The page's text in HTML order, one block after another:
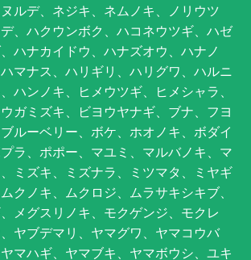
ルデ、ネジキ、ネムノキ、ノリウツ
、ハクウンボク、ハコネウツギ、ハゼ
ハナカイドウ、ハナズオウ、ハナノ
マナス、ハリギリ、ハリグワ、ハルニ
ハンノキ、ヒメウツギ、ヒメシャラ、
ガミズキ、ビヨウヤナギ、ブナ、フヨ
ルーベリー、ボケ、ホオノキ、ボダイ
ラ、ポポー、マユミ、マルバノキ、マ
ミズキ、ミズナラ、ミツマタ、ミヤギ
クノキ、ムクロジ、ムラサキシキブ、
メグスリノキ、モクゲンジ、モクレ
ヤブデマリ、ヤマグワ、ヤマコウバ
マハギ、ヤマブキ、ヤマボウシ、ユキ